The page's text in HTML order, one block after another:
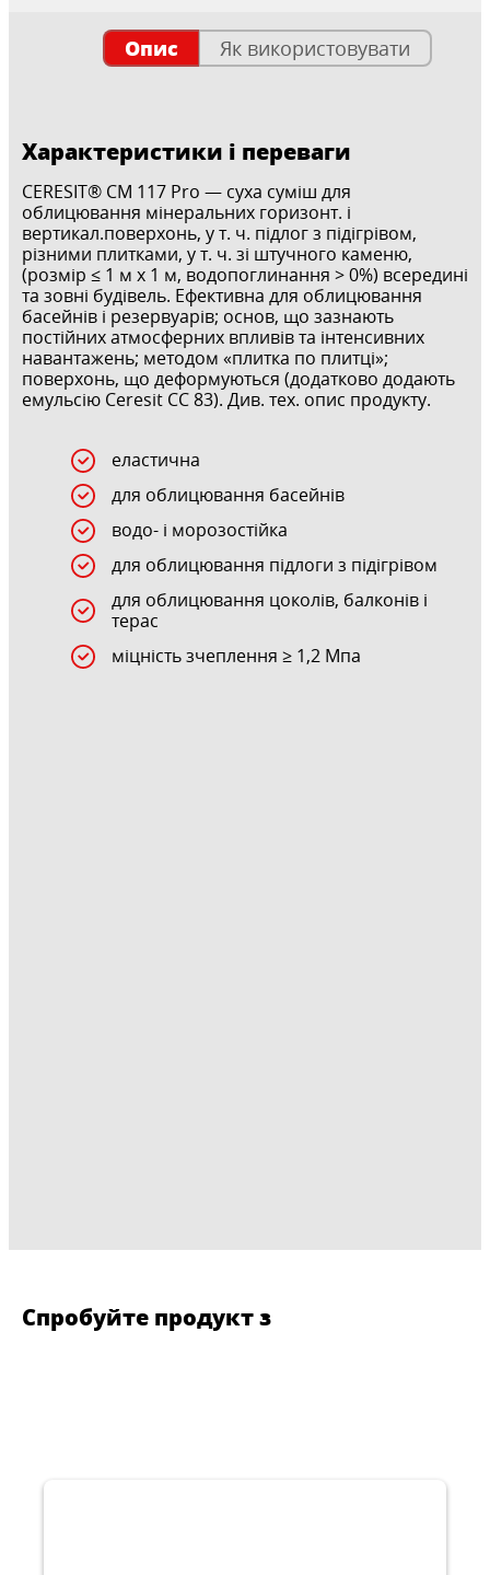
Опис Як використовувати
Характеристики і переваги
CERESIT® CМ 117 Pro — суха суміш для
облицювання мінеральних горизонт. і
вертикал.поверхонь, у т. ч. підлог з підігрівом,
різними плитками, у т. ч. зі штучного каменю,
(розмір ≤ 1 м х 1 м, водопоглинання > 0%) всередині
та зовні будівель. Ефективна для облицювання
басейнів і резервуарів; основ, що зазнають
постійних атмосферних впливів та інтенсивних
навантажень; методом «плитка по плитці»;
поверхонь, що деформуються (додатково додають
емульсію Ceresit CC 83). Див. тех. опис продукту.
еластична
для облицювання басейнів
водо- і морозостійка
для облицювання підлоги з підігрівом
для облицювання цоколів, балконів і
терас
міцність зчеплення ≥ 1,2 Мпа
Спробуйте продукт з